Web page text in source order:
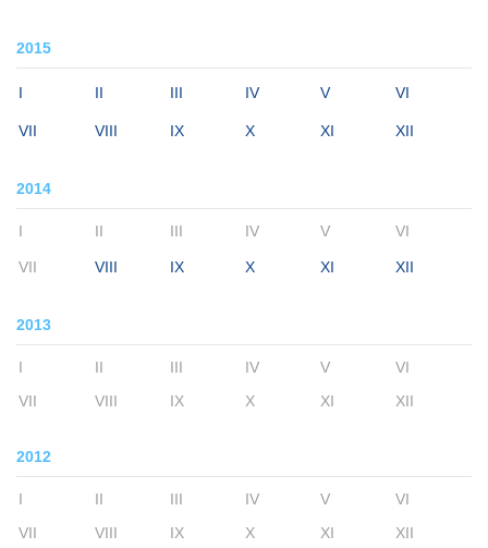
2015
I II III IV V VI
VII VIII IX X XI XII
2014
I II III IV V VI
VII VIII IX X XI XII
2013
I II III IV V
VI
VII
VIII IX X XI XII
2012
I II III IV V
VI
VII
VIII IX X XI XII